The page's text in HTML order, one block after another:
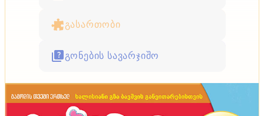
გასართობი
გონების სავარჯიშო